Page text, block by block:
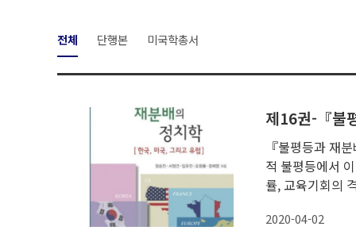
전체 단행본 미국학총서
『불평등과 재
적 불평등에서
률, 교육기회의
2020-04-02